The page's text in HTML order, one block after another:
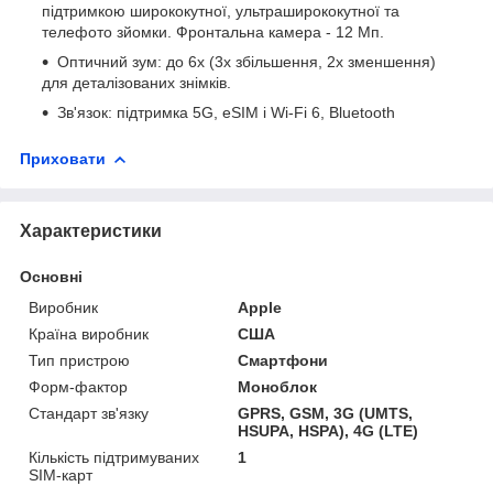
підтримкою ширококутної, ультраширококутної та
телефото зйомки. Фронтальна камера - 12 Мп.
Оптичний зум: до 6х (3х збільшення, 2х зменшення)
для деталізованих знімків.
Зв'язок: підтримка 5G, eSIM і Wi-Fi 6, Bluetooth
Приховати
Характеристики
Основні
Виробник
Apple
Країна виробник
США
Тип пристрою
Смартфони
Форм-фактор
Моноблок
Стандарт зв'язку
GPRS, GSM, 3G (UMTS,
HSUPA, HSPA), 4G (LTE)
Кількість підтримуваних
SIM-карт
1